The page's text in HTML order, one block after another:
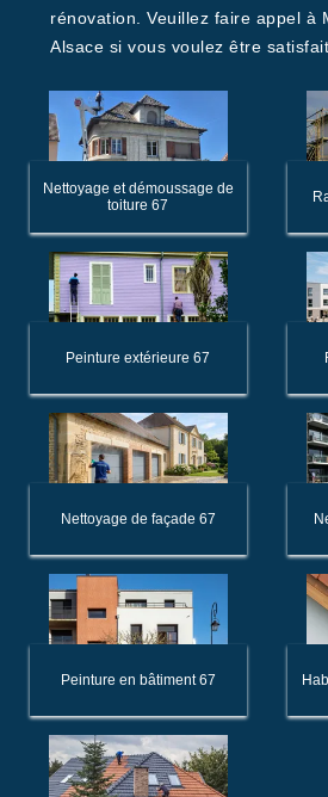
rénovation. Veuillez faire appel à
Alsace si vous voulez être satisfait.
Nettoyage et démoussage de
toiture 67
Peinture extérieure 67
Nettoyage de façade 67
Peinture en bâtiment 67